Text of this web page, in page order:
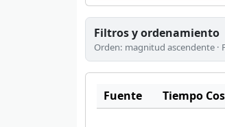
Filtros y ordenamiento
Orden: magnitud ascendente ·
Fuente Tiempo